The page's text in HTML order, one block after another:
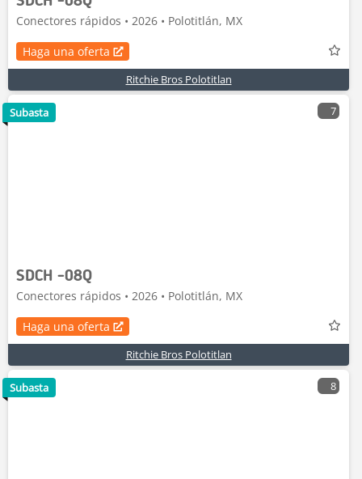
Conectores rápidos • 2026 • Polotitlán, MX
Haga una oferta
Ritchie Bros Polotitlan
7
SDCH -08Q
Conectores rápidos • 2026 • Polotitlán, MX
Haga una oferta
Ritchie Bros Polotitlan
Subasta
8
Subasta